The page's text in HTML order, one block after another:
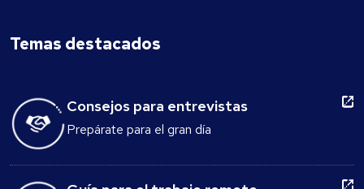
Temas destacados
Consejos para entrevistas
Prepárate para el gran día